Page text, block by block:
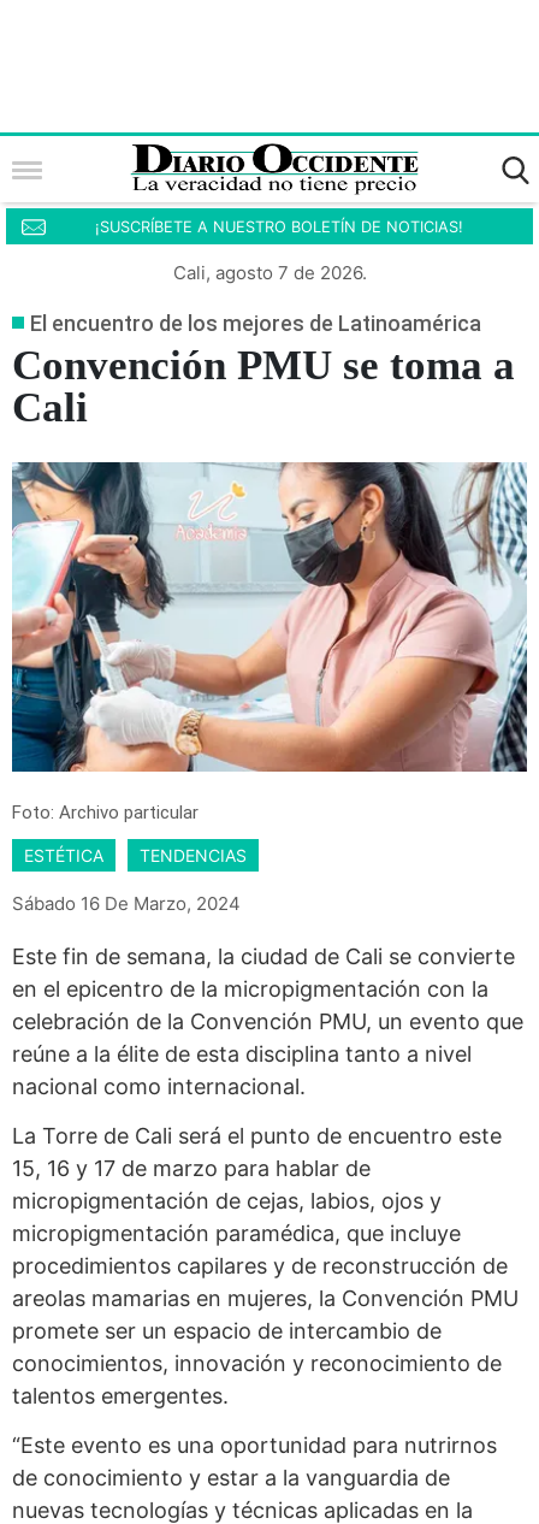
¡SUSCRÍBETE A NUESTRO BOLETÍN DE NOTICIAS!
Cali, agosto 7 de 2026.
El encuentro de los mejores de Latinoamérica
Convención PMU se toma a
Cali
Foto: Archivo particular
ESTÉTICA TENDENCIAS
Sábado 16 De Marzo, 2024
Este fin de semana, la ciudad de Cali se convierte
en el epicentro de la micropigmentación con la
celebración de la Convención PMU, un evento que
reúne a la élite de esta disciplina tanto a nivel
nacional como internacional.
La Torre de Cali será el punto de encuentro este
15, 16 y 17 de marzo para hablar de
micropigmentación de cejas, labios, ojos y
micropigmentación paramédica, que incluye
procedimientos capilares y de reconstrucción de
areolas mamarias en mujeres, la Convención PMU
promete ser un espacio de intercambio de
conocimientos, innovación y reconocimiento de
talentos emergentes.
“Este evento es una oportunidad para nutrirnos
de conocimiento y estar a la vanguardia de
nuevas tecnologías y técnicas aplicadas en la